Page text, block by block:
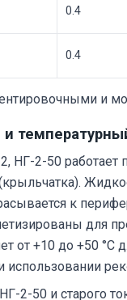
0.4
0.4
и
и
НГ-2-50
к
для
от +10 до +50
2-50 и старого